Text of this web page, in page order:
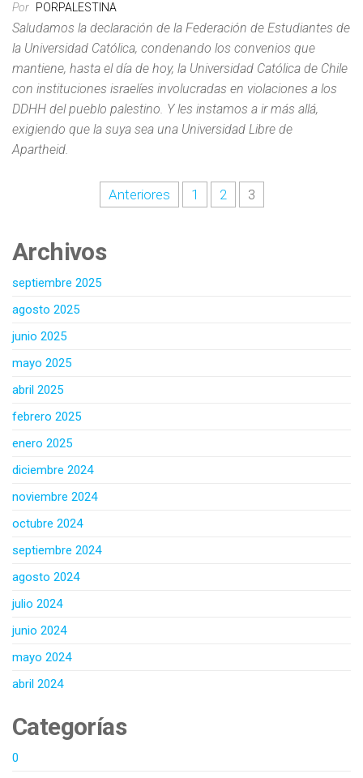
Por PORPALESTINA
Saludamos la declaración de la Federación de Estudiantes de
la Universidad Católica, condenando los convenios que
mantiene, hasta el día de hoy, la Universidad Católica de Chile
con instituciones israelíes involucradas en violaciones a los
DDHH del pueblo palestino. Y les instamos a ir más allá,
exigiendo que la suya sea una Universidad Libre de
Apartheid.
Anteriores 1 2 3
Archivos
septiembre 2025
agosto 2025
junio 2025
mayo 2025
abril 2025
febrero 2025
enero 2025
diciembre 2024
noviembre 2024
octubre 2024
septiembre 2024
agosto 2024
julio 2024
junio 2024
mayo 2024
abril 2024
Categorías
0